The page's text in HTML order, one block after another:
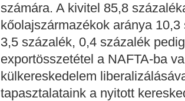
számára. A kivitel 85,8
kőolajszármazékok aránya
3,5 százalék, 0,4 százalék
exportösszetétel a NAFTA-ba
külkereskedelem
tapasztalataink a nyitott